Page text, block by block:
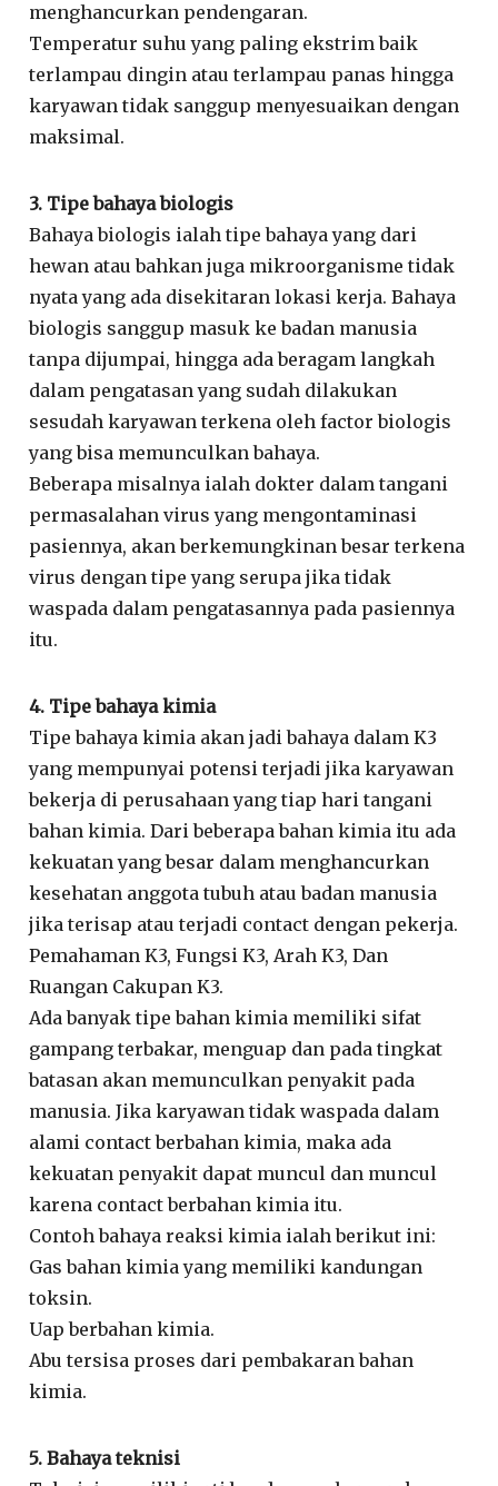
menghancurkan pendengaran.
Temperatur suhu yang paling ekstrim baik
terlampau dingin atau terlampau panas hingga
karyawan tidak sanggup menyesuaikan dengan
maksimal.
3. Tipe bahaya biologis
Bahaya biologis ialah tipe bahaya yang dari
hewan atau bahkan juga mikroorganisme tidak
nyata yang ada disekitaran lokasi kerja. Bahaya
biologis sanggup masuk ke badan manusia
tanpa dijumpai, hingga ada beragam langkah
dalam pengatasan yang sudah dilakukan
sesudah karyawan terkena oleh factor biologis
yang bisa memunculkan bahaya.
Beberapa misalnya ialah dokter dalam tangani
permasalahan virus yang mengontaminasi
pasiennya, akan berkemungkinan besar terkena
virus dengan tipe yang serupa jika tidak
waspada dalam pengatasannya pada pasiennya
itu.
4. Tipe bahaya kimia
Tipe bahaya kimia akan jadi bahaya dalam K3
yang mempunyai potensi terjadi jika karyawan
bekerja di perusahaan yang tiap hari tangani
bahan kimia. Dari beberapa bahan kimia itu ada
kekuatan yang besar dalam menghancurkan
kesehatan anggota tubuh atau badan manusia
jika terisap atau terjadi contact dengan pekerja.
Pemahaman K3, Fungsi K3, Arah K3, Dan
Ruangan Cakupan K3.
Ada banyak tipe bahan kimia memiliki sifat
gampang terbakar, menguap dan pada tingkat
batasan akan memunculkan penyakit pada
manusia. Jika karyawan tidak waspada dalam
alami contact berbahan kimia, maka ada
kekuatan penyakit dapat muncul dan muncul
karena contact berbahan kimia itu.
Contoh bahaya reaksi kimia ialah berikut ini:
Gas bahan kimia yang memiliki kandungan
toksin.
Uap berbahan kimia.
Abu tersisa proses dari pembakaran bahan
kimia.
5. Bahaya teknisi